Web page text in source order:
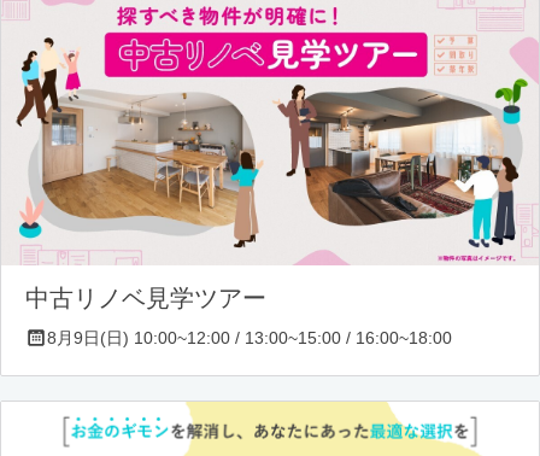
中古リノベ見学ツアー
8月9日(日) 10:00~12:00 / 13:00~15:00 / 16:00~18:00